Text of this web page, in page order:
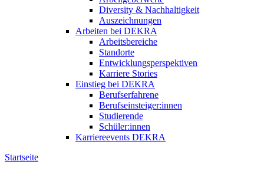
Diversity & Nachhaltigkeit
Auszeichnungen
Arbeiten bei DEKRA
Arbeitsbereiche
Standorte
Entwicklungsperspektiven
Karriere Stories
Einstieg bei DEKRA
Berufserfahrene
Berufseinsteiger:innen
Studierende
Schüler:innen
Karriereevents DEKRA
Startseite